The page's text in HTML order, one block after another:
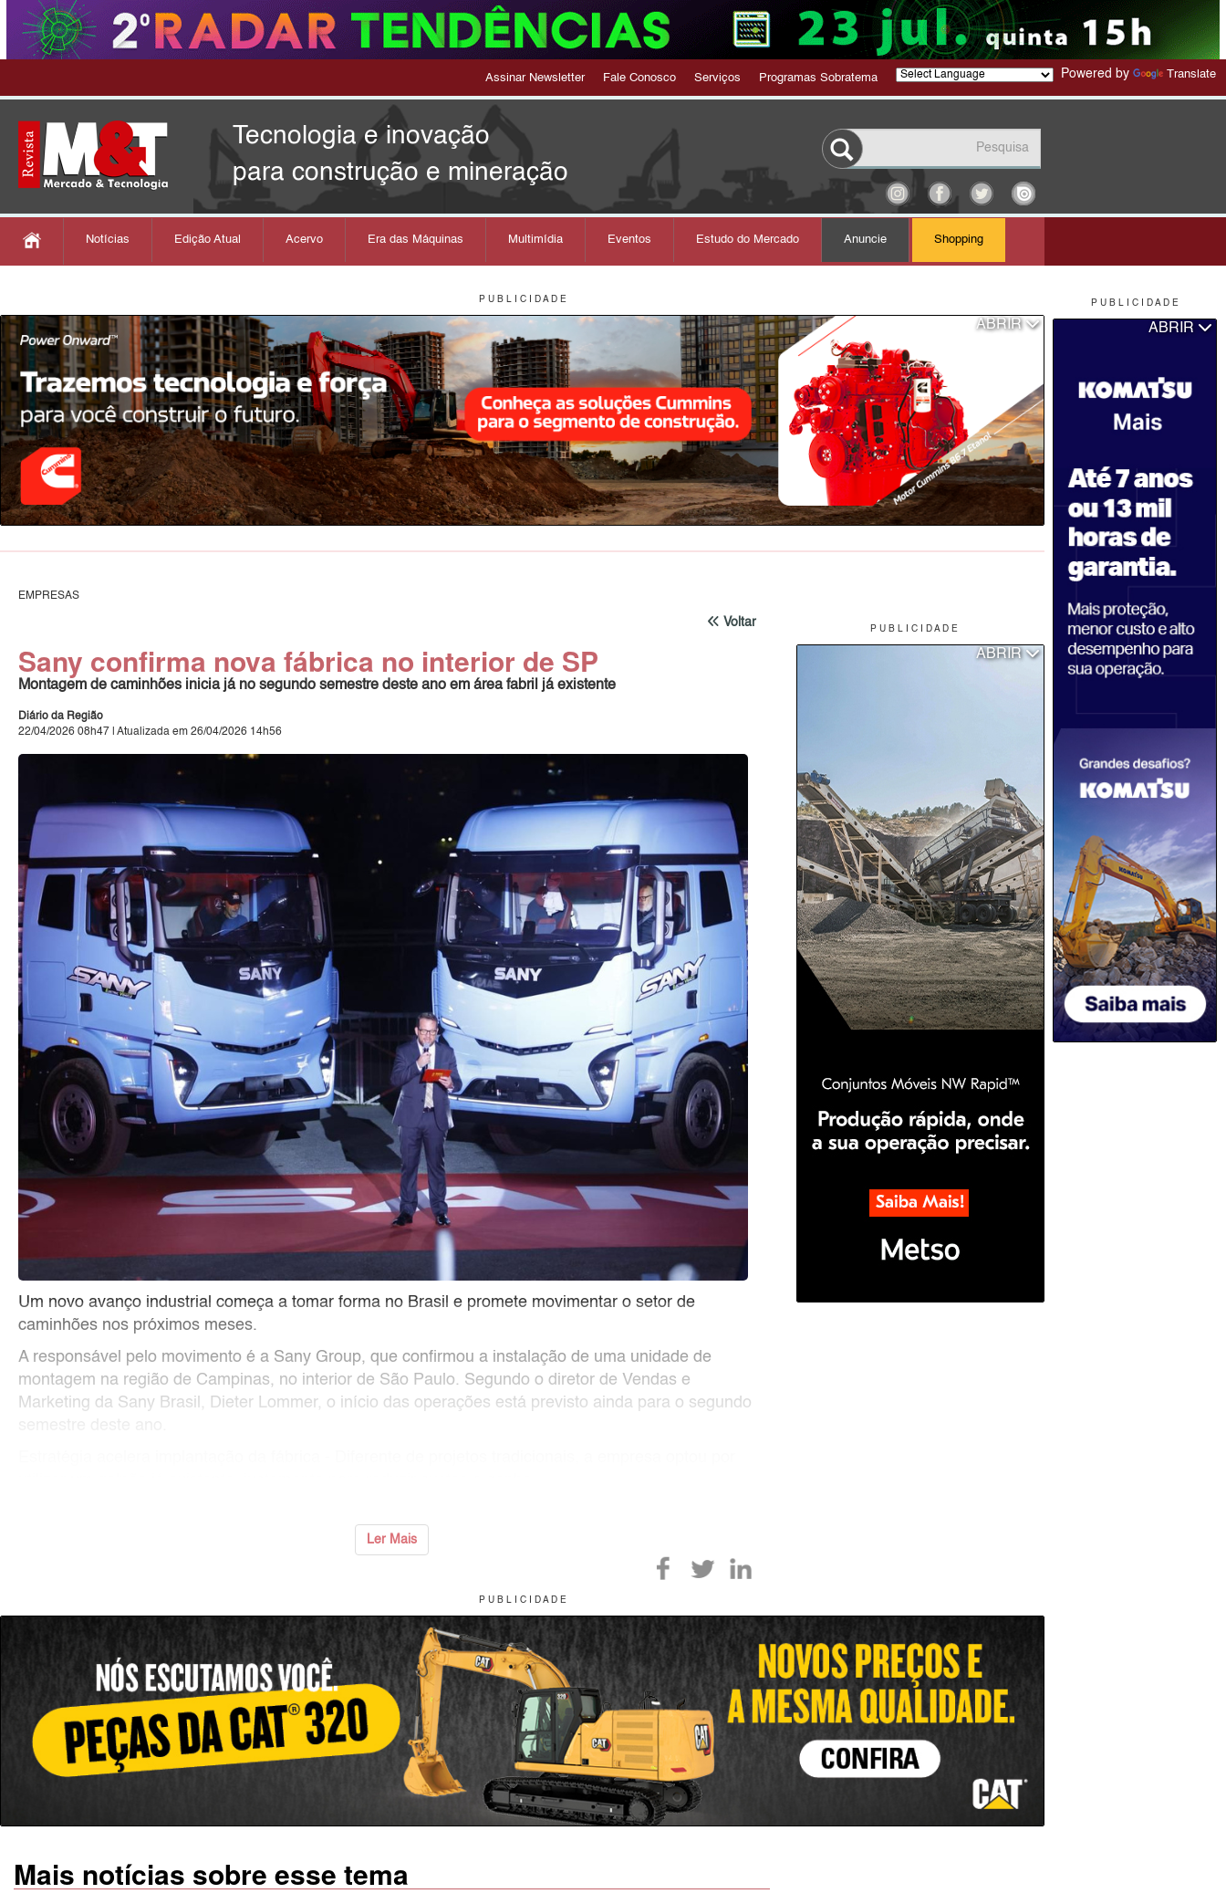
P U B L I C I D A D E
ABRIR
Assinar Newsletter Fale Conosco Serviços Programas Sobratema Powered by Translate
Tecnologia e inovação
para construção e mineração
Notícias Edição Atual Acervo Era das Máquinas Multimídia Eventos Estudo do Mercado Anuncie Shopping
P U B L I C I D A D E
ABRIR
EMPRESAS
Voltar
Sany confirma nova fábrica no interior de SP
Montagem de caminhões inicia já no segundo semestre deste ano em área fabril já existente
Diário da Região
22/04/2026 08h47 | Atualizada em 26/04/2026 14h56
Um novo avanço industrial começa a tomar forma no Brasil e promete movimentar o setor de
caminhões nos próximos meses.
A responsável pelo movimento é a Sany Group, que confirmou a instalação de uma unidade de
montagem na região de Campinas, no interior de São Paulo. Segundo o diretor de Vendas e
Marketing da Sany Brasil, Dieter Lommer, o início das operações está previsto ainda para o segundo
Ler Mais
P U B L I C I D A D E
ABRIR
P U B L I C I D A D E
Mais notícias sobre esse tema